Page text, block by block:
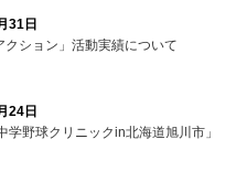
31日
クション」活動実績について
24日
野球クリニックin北海道旭川市」